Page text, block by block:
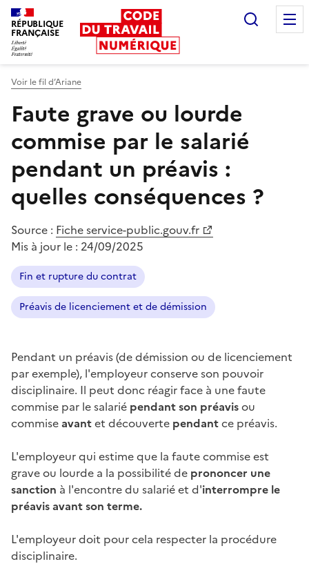
RÉPUBLIQUE
FRANÇAISE
Voir le fil d’Ariane
Faute grave ou lourde
commise par le salarié
pendant un préavis :
quelles conséquences ?
Source : Fiche service-public.gouv.fr
Mis à jour le : 24/09/2025
Fin et rupture du contrat
Préavis de licenciement et de démission
Pendant un préavis (de démission ou de licenciement
par exemple), l'employeur conserve son pouvoir
disciplinaire. Il peut donc réagir face à une faute
commise par le salarié pendant son préavisou
commiseavantet découverte pendantce préavis.
L'employeur qui estime que la faute commise est
graveou lourde a la possibilité de prononcer une
sanction à l'encontre du salarié et d'interrompre le
préavis avant son terme.
L'employeur doit pour cela respecter la procédure
disciplinaire.